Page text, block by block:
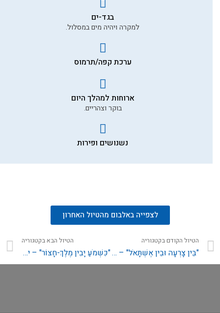
בגד-ים
למקרה ויהיה מים במסלול.
ערכת קפה/תרמוס
ארוחות למהלך היום
בוקר וצהריים.
נשנושים ופירות
לצפייה באלבום מהטיול האחרון
הטיול הקודם בקטגוריה
"בֵּין צָרְעָה וּבֵין אֶשְׁתָּאֹל" – בשבילי שמשון הגיבור
הטיול הבא בקטגוריה
"כִּשְׁמֹעַ יָבִין מֶלֶךְ-חָצוֹר" – יהושע בן נון ומלחמת מלכי צפון